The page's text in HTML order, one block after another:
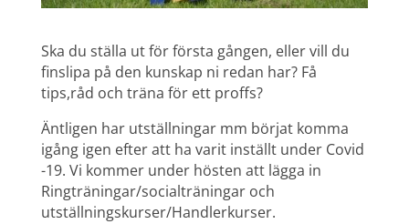
Ska du ställa ut för första gången, eller vill du
finslipa på den kunskap ni redan har? Få
tips,råd och träna för ett proffs?
Äntligen har utställningar mm börjat komma
igång igen efter att ha varit inställt under Covid
-19. Vi kommer under hösten att lägga in
Ringträningar/socialträningar och
utställningskurser/Handlerkurser.